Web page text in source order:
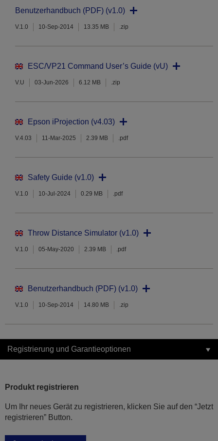
Benutzerhandbuch (PDF) (v1.0)
V.1.0 10-Sep-2014 13.35 MB .zip
ESC/VP21 Command User’s Guide (vU)
V.U 03-Jun-2026 6.12 MB .zip
Epson iProjection (v4.03)
V.4.03 11-Mar-2025 2.39 MB .pdf
Safety Guide (v1.0)
V.1.0 10-Jul-2024 0.29 MB .pdf
Throw Distance Simulator (v1.0)
V.1.0 05-May-2020 2.39 MB .pdf
Benutzerhandbuch (PDF) (v1.0)
V.1.0 10-Sep-2014 14.80 MB .zip
Registrierung und Garantieoptionen
Produkt registrieren
Um Ihr neues Gerät zu registrieren, klicken Sie auf den “Jetzt
registrieren” Button.